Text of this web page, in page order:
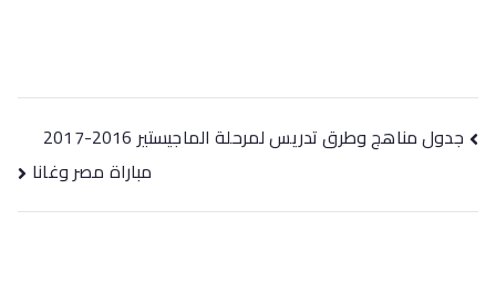
جدول مناهج وطرق تدريس لمرحلة الماجيستير 2016-2017
مباراة مصر وغانا